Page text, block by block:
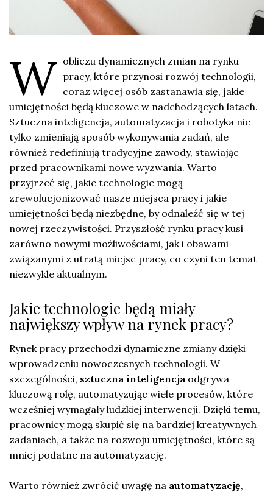
W obliczu dynamicznych zmian na rynku
pracy, które przynosi rozwój technologii,
coraz więcej osób zastanawia się, jakie
umiejętności będą kluczowe w nadchodzących latach.
Sztuczna inteligencja, automatyzacja i robotyka nie
tylko zmieniają sposób wykonywania zadań, ale
również redefiniują tradycyjne zawody, stawiając
przed pracownikami nowe wyzwania. Warto
przyjrzeć się, jakie technologie mogą
zrewolucjonizować nasze miejsca pracy i jakie
umiejętności będą niezbędne, by odnaleźć się w tej
nowej rzeczywistości. Przyszłość rynku pracy kusi
zarówno nowymi możliwościami, jak i obawami
związanymi z utratą miejsc pracy, co czyni ten temat
niezwykle aktualnym.
Jakie technologie będą miały
największy wpływ na rynek pracy?
Rynek pracy przechodzi dynamiczne zmiany dzięki
wprowadzeniu nowoczesnych technologii. W
szczególności, sztuczna inteligencja odgrywa
kluczową rolę, automatyzując wiele procesów, które
wcześniej wymagały ludzkiej interwencji. Dzięki temu,
pracownicy mogą skupić się na bardziej kreatywnych
zadaniach, a także na rozwoju umiejętności, które są
mniej podatne na automatyzację.
Warto również zwrócić uwagę na automatyzację,